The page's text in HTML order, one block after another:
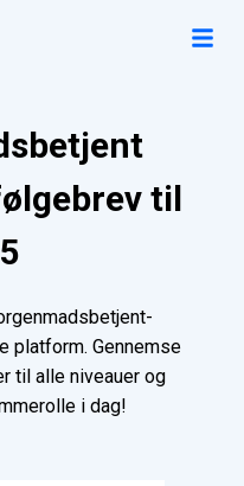
til
platform. Gennemse
til alle niveauer og
i dag!